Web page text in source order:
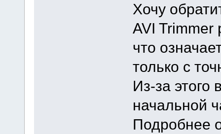
Хочу
AVI Trimmer
что
только с
Из-за этого
начальной
Подробнее